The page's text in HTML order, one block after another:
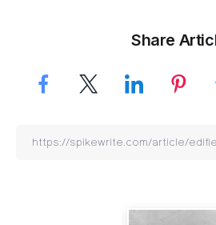
Share